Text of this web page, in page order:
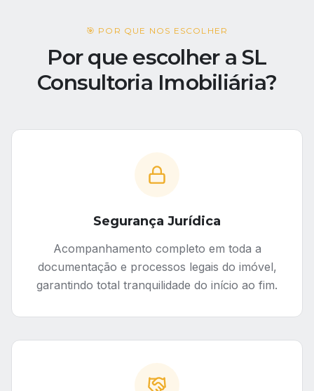
🎯 POR QUE NOS ESCOLHER
Por que escolher a SL
Consultoria Imobiliária?
Segurança Jurídica
Acompanhamento completo em toda a
documentação e processos legais do imóvel,
garantindo total tranquilidade do início ao fim.